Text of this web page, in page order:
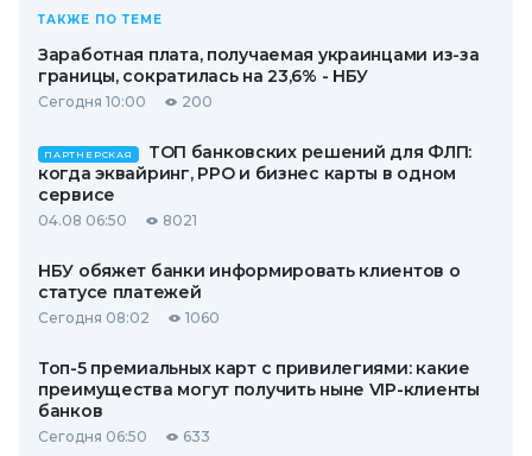
ТАКЖЕ ПО ТЕМЕ
Заработная плата, получаемая украинцами из-за
границы, сократилась на 23,6% - НБУ
Сегодня 10:00 200
ПАРТНЕРСКАЯ
ТОП банковских решений для ФЛП:
когда эквайринг, РРО и бизнес карты в одном
сервисе
04.08 06:50 8021
НБУ обяжет банки информировать клиентов о
статусе платежей
Сегодня 08:02 1060
Топ-5 премиальных карт с привилегиями: какие
преимущества могут получить ныне VIP-клиенты
банков
Сегодня 06:50 633